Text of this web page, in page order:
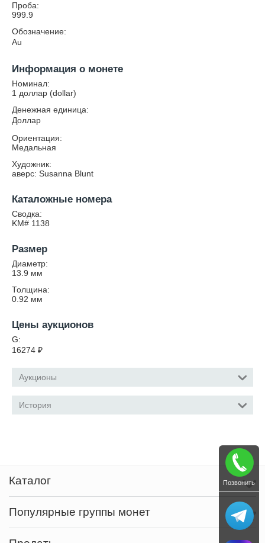
Проба:
999.9
Обозначение:
Au
Информация о монете
Номинал:
1 доллар (dollar)
Денежная единица:
Доллар
Ориентация:
Медальная
Художник:
аверс: Susanna Blunt
Каталожные номера
Сводка:
KM# 1138
Размер
Диаметр:
13.9 мм
Толщина:
0.92 мм
Цены аукционов
G:
16274 ₽
Аукционы
История
Каталог
Популярные группы монет
Позвонить